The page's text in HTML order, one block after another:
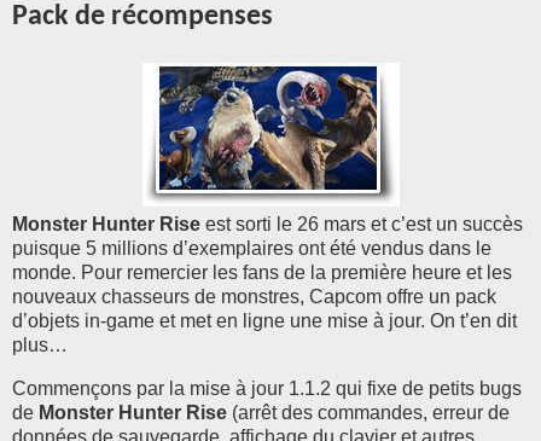
Pack de récompenses
Monster Hunter Rise est sorti le 26 mars et c’est un succès
puisque 5 millions d’exemplaires ont été vendus dans le
monde. Pour remercier les fans de la première heure et les
nouveaux chasseurs de monstres, Capcom offre un pack
d’objets in-game et met en ligne une mise à jour. On t’en dit
plus…
Commençons par la mise à jour 1.1.2 qui fixe de petits bugs
de Monster Hunter Rise (arrêt des commandes, erreur de
données de sauvegarde, affichage du clavier et autres